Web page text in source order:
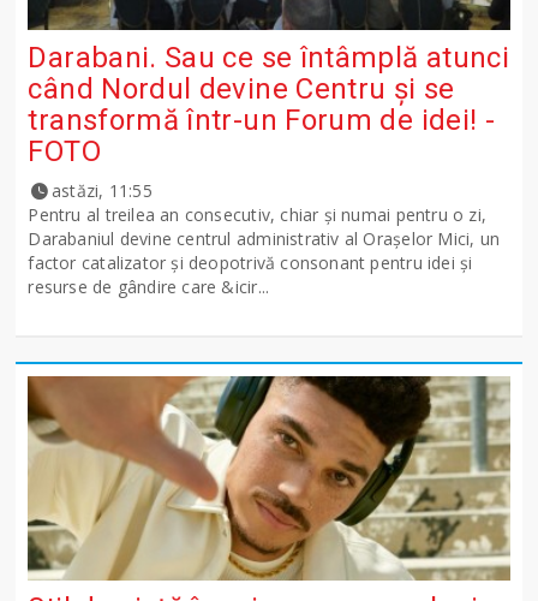
Darabani. Sau ce se întâmplă atunci
când Nordul devine Centru și se
transformă într-un Forum de idei! -
FOTO
astăzi, 11:55
Pentru al treilea an consecutiv, chiar și numai pentru o zi,
Darabaniul devine centrul administrativ al Orașelor Mici, un
factor catalizator și deopotrivă consonant pentru idei și
resurse de gândire care &icir...